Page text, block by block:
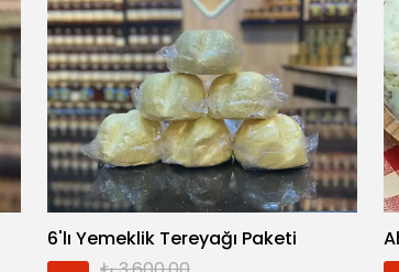
6'lı Yemeklik Tereyağı Paketi